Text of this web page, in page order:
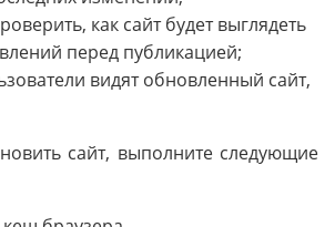
как сайт будет выглядеть
перед публикацией;
видят обновленный сайт,
сайт, выполните следующие